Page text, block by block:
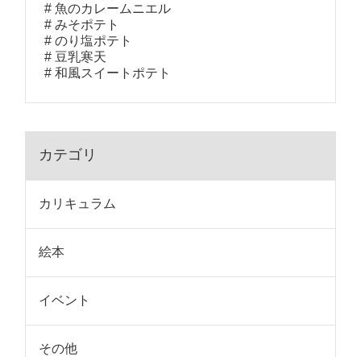
魚のカレームニエル
みそポテト
のり塩ポテト
豆乳寒天
和風スイートポテト
カテゴリ
カリキュラム
絵本
イベント
その他